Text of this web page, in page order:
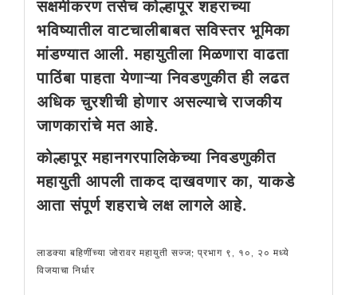
सक्षमीकरण तसेच कोल्हापूर शहराच्या
भविष्यातील वाटचालीबाबत सविस्तर भूमिका
मांडण्यात आली. महायुतीला मिळणारा वाढता
पाठिंबा पाहता येणाऱ्या निवडणुकीत ही लढत
अधिक चुरशीची होणार असल्याचे राजकीय
जाणकारांचे मत आहे.
कोल्हापूर महानगरपालिकेच्या निवडणुकीत
महायुती आपली ताकद दाखवणार का, याकडे
आता संपूर्ण शहराचे लक्ष लागले आहे.
लाडक्या बहिणींच्या जोरावर महायुती सज्ज; प्रभाग ९, १०, २० मध्ये
विजयाचा निर्धार